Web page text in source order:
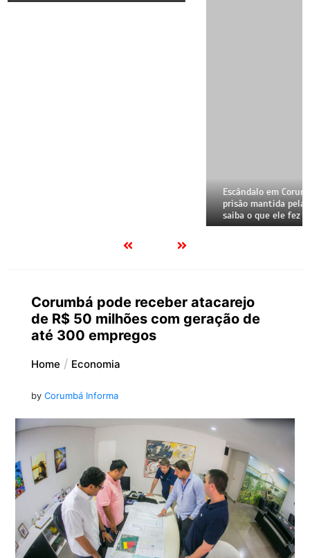
Corumbá pode receber atacarejo
de R$ 50 milhões com geração de
até 300 empregos
Home Economia
by Corumbá Informa